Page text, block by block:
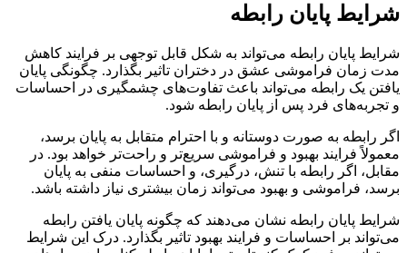
شرایط پایان رابطه
شرایط پایان رابطه می‌تواند به شکل قابل توجهی بر فرایند کاهش
مدت زمان فراموشی عشق در دختران تاثیر بگذارد. چگونگی پایان
یافتن یک رابطه می‌تواند باعث تفاوت‌های چشمگیری در احساسات
و تجربه‌های فرد پس از پایان رابطه شود.
اگر رابطه به صورت دوستانه و با احترام متقابل به پایان برسد،
معمولاً فرایند بهبود و فراموشی سریع‌تر و راحت‌تر خواهد بود. در
مقابل، اگر رابطه با تنش، درگیری، و احساسات منفی به پایان
برسد، فراموشی و بهبود می‌تواند زمان بیشتری نیاز داشته باشد.
شرایط پایان رابطه نشان می‌دهند که چگونه پایان یافتن رابطه
می‌تواند بر احساسات و فرایند بهبود تاثیر بگذارد. درک این شرایط